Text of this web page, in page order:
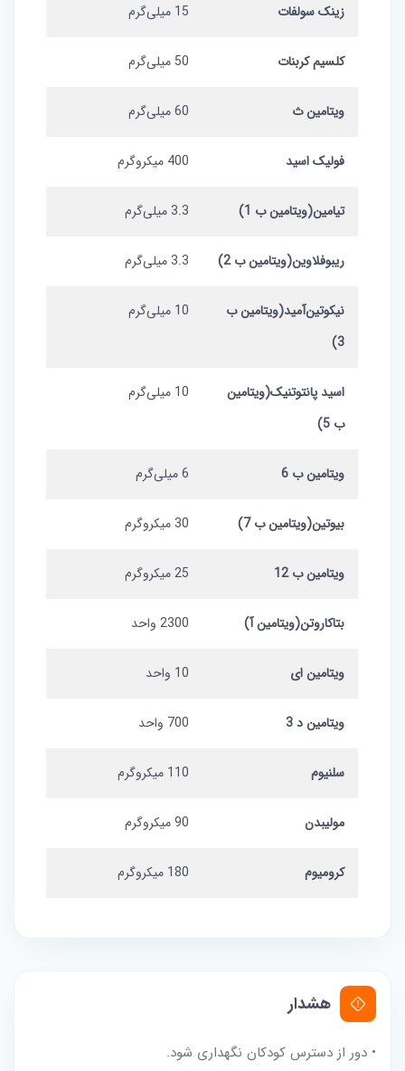
زینک سولفات 15 میلی‌گرم
کلسیم کربنات 50 میلی‌گرم
ویتامین ث 60 میلی‌گرم
فولیک اسید 400 میکروگرم
تیامین(ویتامین ب 1) 3.3 میلی‌گرم
ریبوفلاوین(ویتامین ب 2) 3.3 میلی‌گرم
نیکوتین‌آمید(ویتامین ب
3)
10 میلی‌گرم
اسید پانتوتنیک(ویتامین
ب 5)
10 میلی‌گرم
ویتامین ب 6 6 میلی‌گرم
بیوتین(ویتامین ب 7) 30 میکروگرم
ویتامین ب 12 25 میکروگرم
بتاکاروتن(ویتامین آ) 2300 واحد
ویتامین ای 10 واحد
ویتامین د 3 700 واحد
سلنیوم 110 میکروگرم
مولیبدن 90 میکروگرم
کرومیوم 180 میکروگرم
هشدار
• دور از دسترس کودکان نگهداری شود.